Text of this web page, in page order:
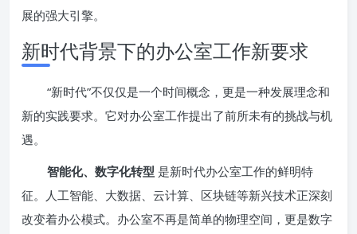
展的强大引擎。
新时代背景下的办公室工作新要求
“新时代”不仅仅是一个时间概念，更是一种发展理念和
新的实践要求。它对办公室工作提出了前所未有的挑战与机
遇。
智能化、数字化转型 是新时代办公室工作的鲜明特
征。人工智能、大数据、云计算、区块链等新兴技术正深刻
改变着办公模式。办公室不再是简单的物理空间，更是数字